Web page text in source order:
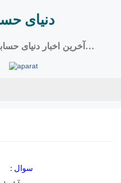
دنیای
آخرین اخبار دنیای حسابداری را از ما بخواهید…
سوال :